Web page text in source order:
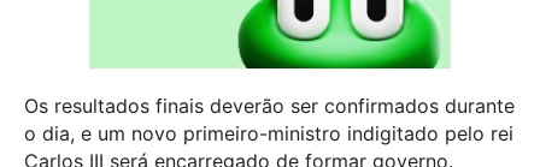
Os resultados finais deverão ser confirmados durante
o dia, e um novo primeiro-ministro indigitado pelo rei
Carlos III será encarregado de formar governo.